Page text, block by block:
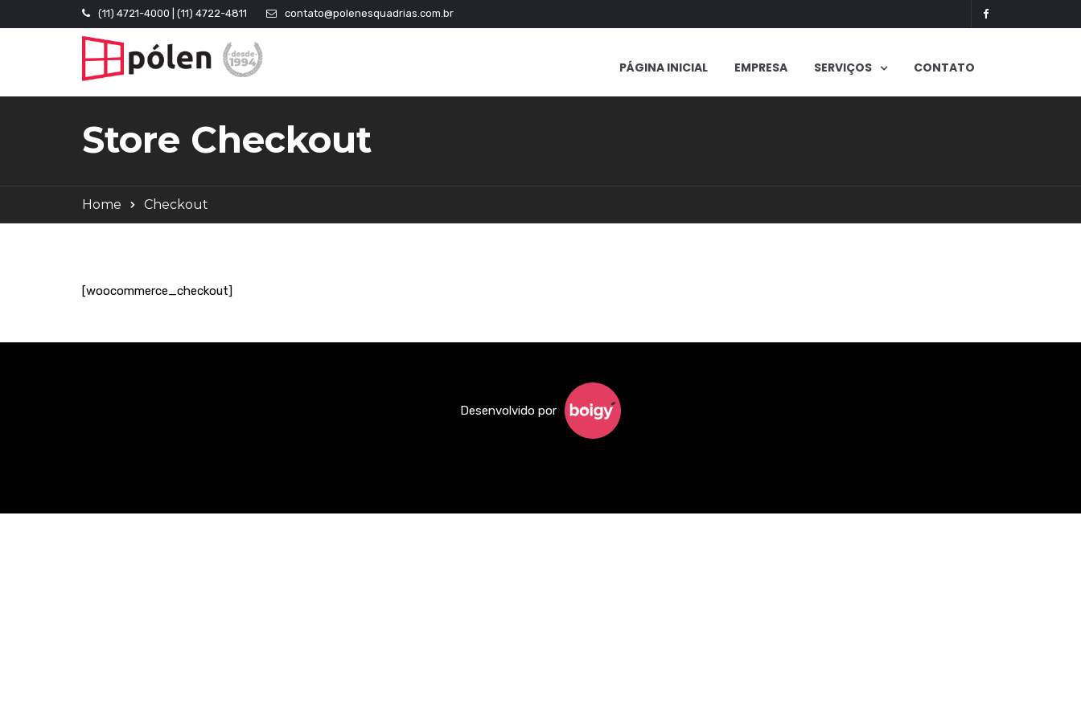
(11) 4721-4000 | (11) 4722-4811 contato@polenesquadrias.com.br
PÁGINA INICIAL EMPRESA SERVIÇOS CONTATO
Store Checkout
Home Checkout
[woocommerce_checkout]
Desenvolvido por